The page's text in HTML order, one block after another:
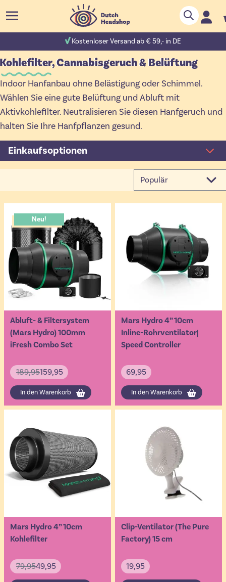
Suche
Kostenloser Versand ab € 59,- in DE
Kohlefilter, Cannabisgeruch & Belüftung
Indoor Hanfanbau ohne Belästigung oder Schimmel.
Wählen Sie eine gute Belüftung und Abluft mit
Aktivkohlefilter. Neutralisieren Sie diesen Hanfgeruch und
halten Sie Ihre Hanfpflanzen gesund.
Einkaufsoptionen
Neu!
Abluft- & Filtersystem
(Mars Hydro) 100mm
iFresh Combo Set
159,95
189,95
In den Warenkorb
Mars Hydro 4” 10cm
Inline-Rohrventilator|
Speed Controller
69,95
In den Warenkorb
Mars Hydro 4” 10cm
Kohlefilter
49,95
79,95
Clip-Ventilator (The Pure
Factory) 15 cm
19,95